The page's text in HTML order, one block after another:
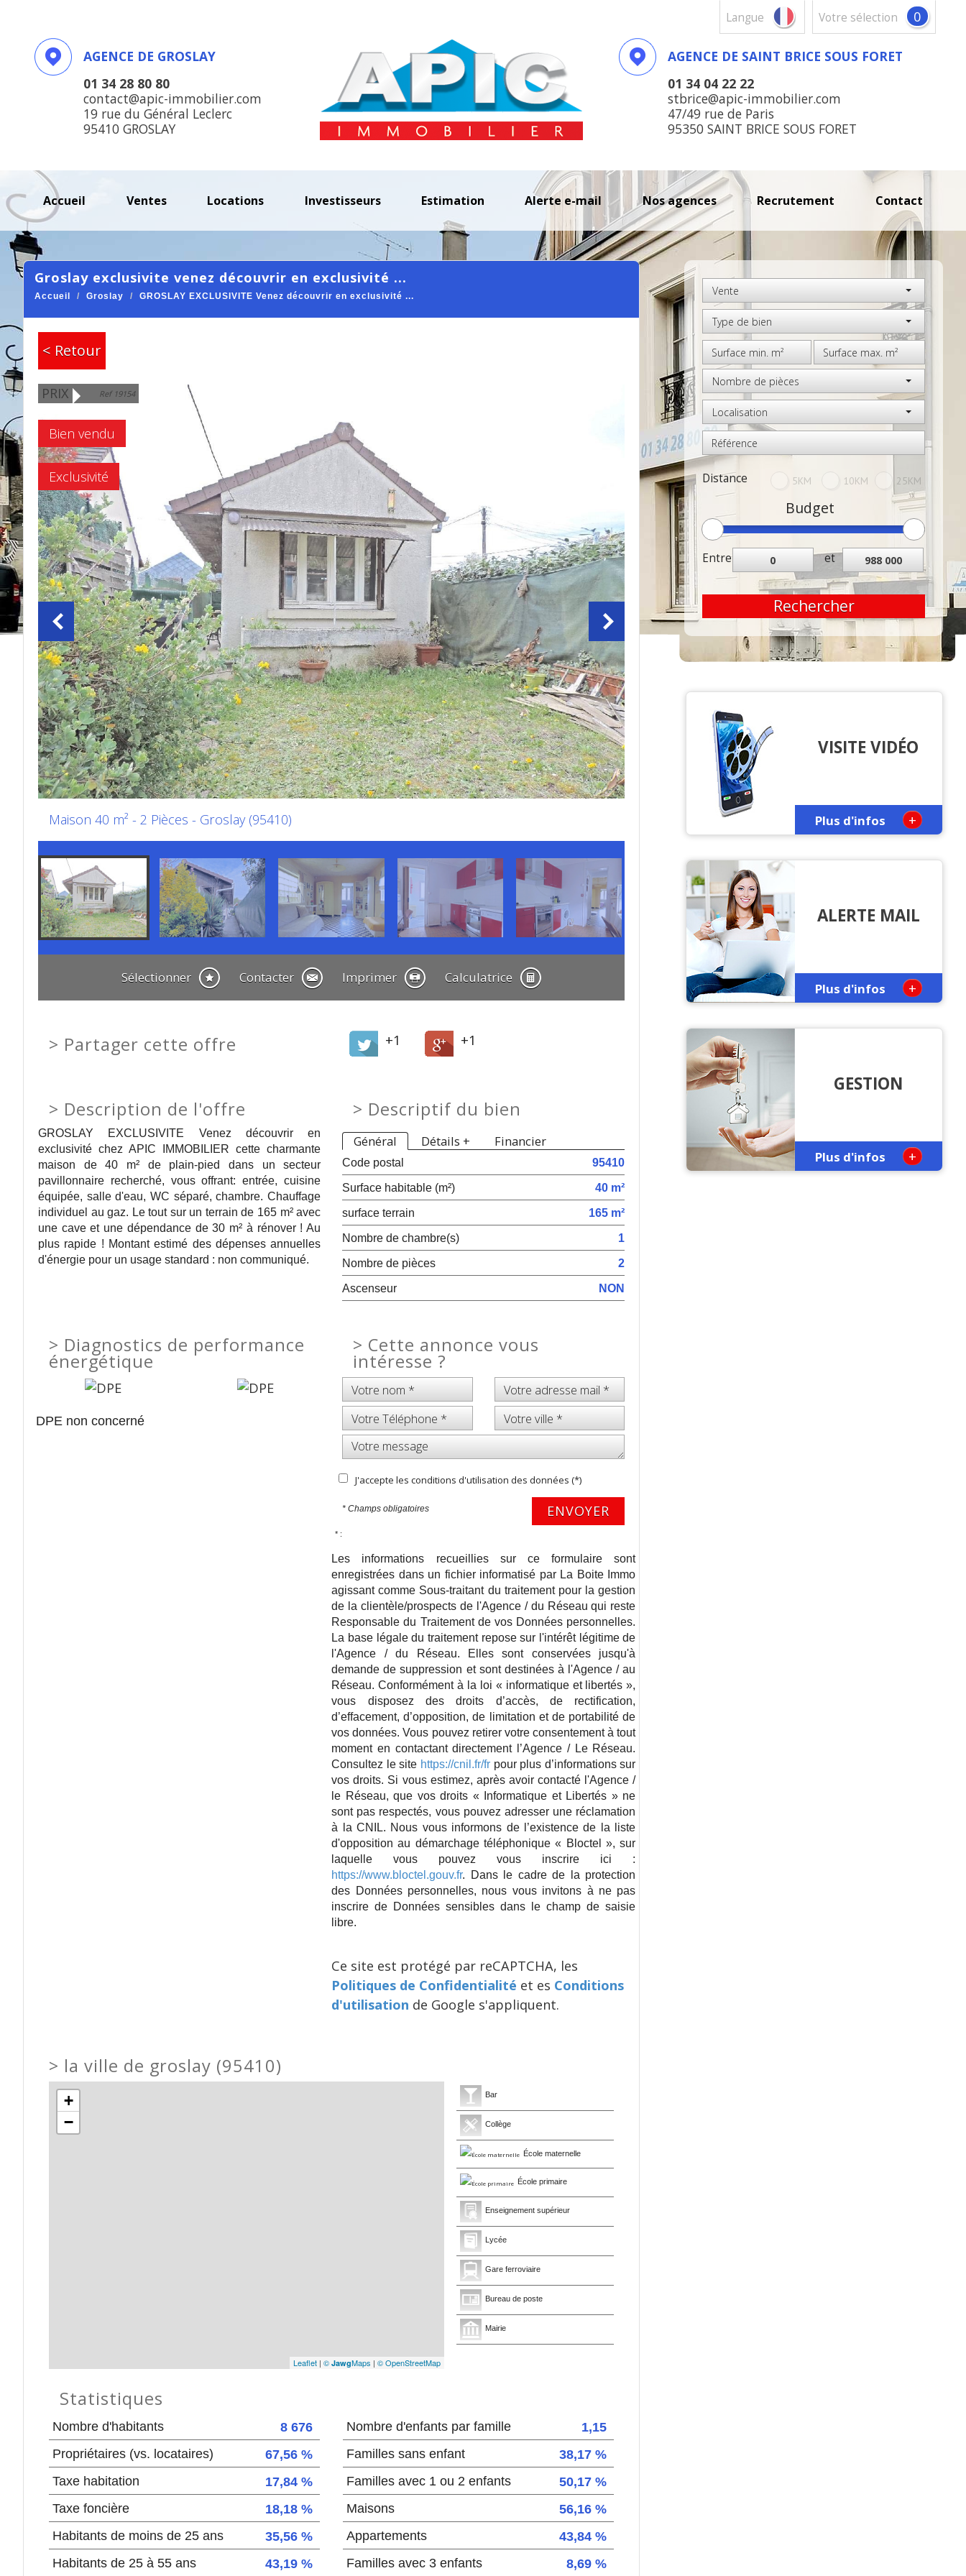
votre sélection 0
Langue
AGENCE DE GROSLAY
01 34 28 80 80
contact@apic-immobilier.com
19 rue du Général Leclerc
95410 GROSLAY
AGENCE DE SAINT BRICE SOUS FORET
01 34 04 22 22
stbrice@apic-immobilier.com
47/49 rue de Paris
95350 SAINT BRICE SOUS FORET
accueil ventes locations investisseurs estimation alerte e-mail nos agences recrutement contact
Vente
Type de bien
Nombre de pièces
Localisation
Distance 5KM 10KM 25KM
Budget
Entre et
Rechercher
groslay exclusivite venez découvrir en exclusivité ...
Accueil Groslay GROSLAY EXCLUSIVITE Venez découvrir en exclusivité ...
< Retour
Maison 40 m² - 2 Pièces - Groslay (95410)
PRIX Ref 19154
Bien vendu
Exclusivité
Sélectionner Contacter Imprimer Calculatrice
Partager cette offre +1 +1
> Description de l'offre
GROSLAY EXCLUSIVITE Venez découvrir en
exclusivité chez APIC IMMOBILIER cette charmante
maison de 40 m² de plain-pied dans un secteur
pavillonnaire recherché, vous offrant: entrée, cuisine
équipée, salle d'eau, WC séparé, chambre. Chauffage
individuel au gaz. Le tout sur un terrain de 165 m² avec
une cave et une dépendance de 30 m² à rénover ! Au
plus rapide ! Montant estimé des dépenses annuelles
d'énergie pour un usage standard : non communiqué.
> Descriptif du bien
Général Détails + Financier
Code postal
95410
Surface habitable (m²)
40 m²
surface terrain
165 m²
Nombre de chambre(s)
1
Nombre de pièces
2
Ascenseur
NON
> Diagnostics de performance
énergétique
DPE non concerné
> Cette annonce vous
intéresse ?
J'accepte les conditions d'utilisation des données (*)
* Champs obligatoires ENVOYER
* :
Les informations recueillies sur ce formulaire sont
enregistrées dans un fichier informatisé par La Boite Immo
agissant comme Sous-traitant du traitement pour la gestion
de la clientèle/prospects de l'Agence / du Réseau qui reste
Responsable du Traitement de vos Données personnelles.
La base légale du traitement repose sur l'intérêt légitime de
l'Agence / du Réseau. Elles sont conservées jusqu'à
demande de suppression et sont destinées à l'Agence / au
Réseau. Conformément à la loi « informatique et libertés »,
vous disposez des droits d’accès, de rectification,
d’effacement, d’opposition, de limitation et de portabilité de
vos données. Vous pouvez retirer votre consentement à tout
moment en contactant directement l’Agence / Le Réseau.
Consultez le site https://cnil.fr/frpour plus d’informations sur
vos droits. Si vous estimez, après avoir contacté l'Agence /
le Réseau, que vos droits « Informatique et Libertés » ne
sont pas respectés, vous pouvez adresser une réclamation
à la CNIL. Nous vous informons de l’existence de la liste
d'opposition au démarchage téléphonique « Bloctel », sur
laquelle vous pouvez vous inscrire ici :
https://www.bloctel.gouv.fr. Dans le cadre de la protection
des Données personnelles, nous vous invitons à ne pas
inscrire de Données sensibles dans le champ de saisie
libre.
Ce site est protégé par reCAPTCHA, les
Politiques de Confidentialité et es Conditions
d'utilisation de Google s'appliquent.
> la ville de groslay (95410)
+
−
Leaflet |©JawgMaps |© OpenStreetMap
Bar
Collège
École maternelle
École primaire
Enseignement supérieur
Lycée
Gare ferroviaire
Bureau de poste
Mairie
Statistiques
Nombre d'habitants
8 676
Propriétaires (vs. locataires)
67,56 %
Taxe habitation
17,84 %
Taxe foncière
18,18 %
Habitants de moins de 25 ans
35,56 %
Habitants de 25 à 55 ans
43,19 %
Nombre d'enfants par famille
1,15
Familles sans enfant
38,17 %
Familles avec 1 ou 2 enfants
50,17 %
Maisons
56,16 %
Appartements
43,84 %
Familles avec 3 enfants
8,69 %
VISITE VIDÉO
Plus d'infos +
ALERTE MAIL
Plus d'infos +
GESTION
Plus d'infos +